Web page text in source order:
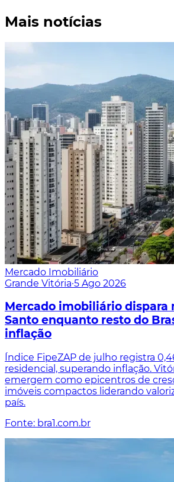
Mais notícias
Mercado Imobiliário
Grande Vitória·5 Ago 2026
Mercado imobiliário dispara
Santo enquanto resto do
inflação
Índice FipeZAP de julho registra
residencial, superando inflação.
emergem como epicentros de
imóveis compactos liderando
país.
Fonte: bra1.com.br